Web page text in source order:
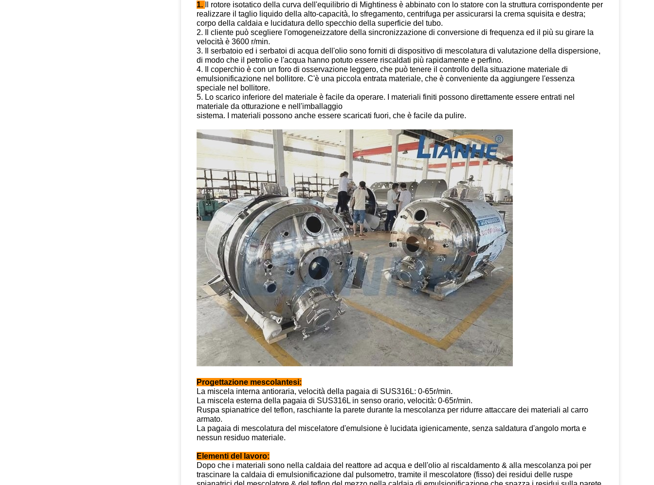
1.
Il rotore isotatico della curva dell'equilibrio di Mightiness è abbinato con lo statore con la struttura corrispondente per
realizzare il taglio liquido della alto-capacità, lo sfregamento, centrifuga per assicurarsi la crema squisita e destra;
corpo della caldaia e lucidatura dello specchio della superficie del tubo.
2. Il cliente può scegliere l'omogeneizzatore della sincronizzazione di conversione di frequenza ed il più su girare la
velocità è 3600 r/min.
3. Il serbatoio ed i serbatoi di acqua dell'olio sono forniti di dispositivo di mescolatura di valutazione della dispersione,
di modo che il petrolio e l'acqua hanno potuto essere riscaldati più rapidamente e perfino.
4. Il coperchio è con un foro di osservazione leggero, che può tenere il controllo della situazione materiale di
emulsionificazione nel bollitore. C'è una piccola entrata materiale, che è conveniente da aggiungere l'essenza
speciale nel bollitore.
5. Lo scarico inferiore del materiale è facile da operare. I materiali finiti possono direttamente essere entrati nel
materiale da otturazione e nell'imballaggio
sistema. I materiali possono anche essere scaricati fuori, che è facile da pulire.
Progettazione mescolantesi:
La miscela interna antioraria, velocità della pagaia di SUS316L: 0-65r/min.
La miscela esterna della pagaia di SUS316L in senso orario, velocità: 0-65r/min.
Ruspa spianatrice del teflon, raschiante la parete durante la mescolanza per ridurre attaccare dei materiali al carro
armato.
La pagaia di mescolatura del miscelatore d'emulsione è lucidata igienicamente, senza saldatura d'angolo morta e
nessun residuo materiale.
Elementi del lavoro:
Dopo che i materiali sono nella caldaia del reattore ad acqua e dell'olio al riscaldamento & alla mescolanza poi per
trascinare la caldaia di emulsionificazione dal pulsometro, tramite il mescolatore (fisso) dei residui delle ruspe